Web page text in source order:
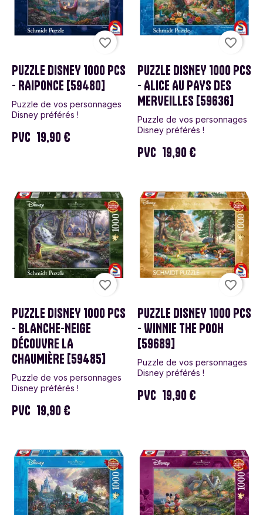
PUZZLE DISNEY 1000 PCS
- RAIPONCE [59480]
Puzzle de vos personnages
Disney préférés !
PVC 19,90 €
favorite_border
PUZZLE DISNEY 1000 PCS
- ALICE AU PAYS DES
MERVEILLES [59636]
Puzzle de vos personnages
Disney préférés !
PVC 19,90 €
favorite_border
PUZZLE DISNEY 1000 PCS
- BLANCHE-NEIGE
DÉCOUVRE LA
CHAUMIÈRE [59485]
Puzzle de vos personnages
Disney préférés !
PVC 19,90 €
favorite_border
PUZZLE DISNEY 1000 PCS
- WINNIE THE POOH
[59689]
Puzzle de vos personnages
Disney préférés !
PVC 19,90 €
favorite_border